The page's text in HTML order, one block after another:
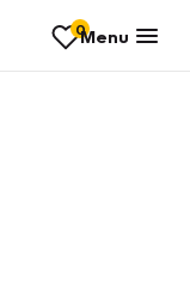
0Menu